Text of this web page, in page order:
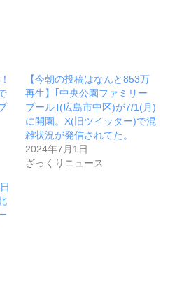
【今朝の投稿はなんと853万
再生】｢中央公園ファミリー
プール｣(広島市中区)が7/1(月)
に開園。X(旧ツイッター)で混
雑状況が発信されてた。
2024年7月1日
ざっくりニュース